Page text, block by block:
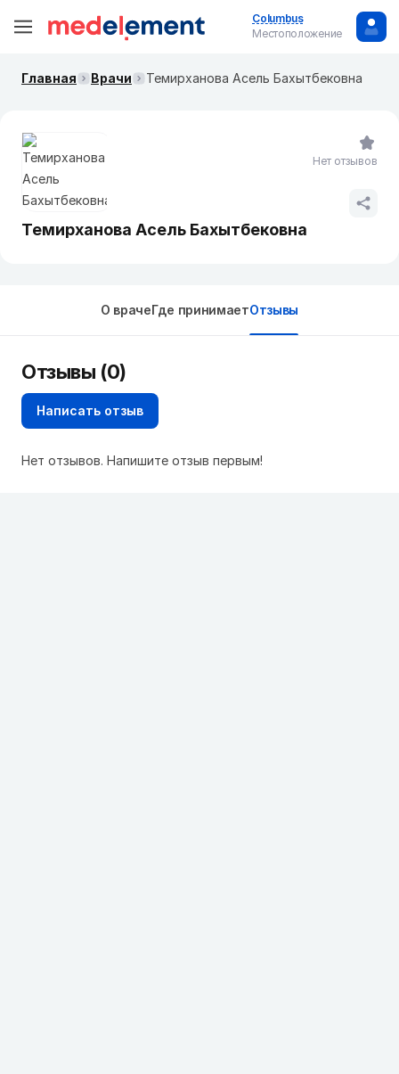
Columbus
Местоположение
Главная Врачи Темирханова Асель Бахытбековна
Темирханова Асель Бахытбековна
Нет отзывов
О врачеГде принимаетОтзывы
Отзывы (0)
Написать отзыв
Нет отзывов. Напишите отзыв первым!